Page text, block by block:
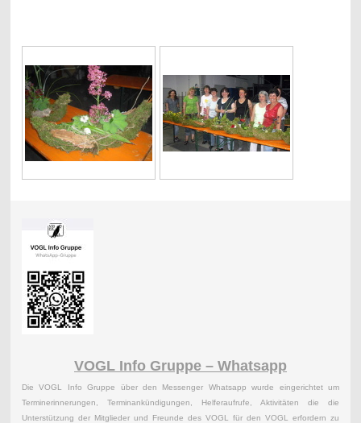
VOGL Info Gruppe – Whatsapp
Die VOGL Info Gruppe über den Messenger Whatsapp wurde eingerichtet um
Terminerinnerungen, Terminankündigungen, Helferaufrufe, Aktivitäten die die
Unterstützung der Mitglieder und Freunde des VOGL für den VOGL erfordern zu